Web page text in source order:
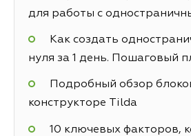
для работы с
Как создать
нуля за 1 день. Пошаговый
Подробный обзор
конструкторе Tilda
10 ключевых факторов,